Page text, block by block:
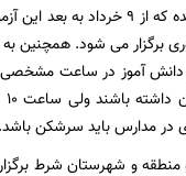
وی با بیان اینکه طی بخشنامه ای با امضای وزیر آموزش و پرورش، به
برگزار می شود. همچنین
دانش آموز در ساعت
در مدارس باید سرشکن باشد.
و شهرستان شرط